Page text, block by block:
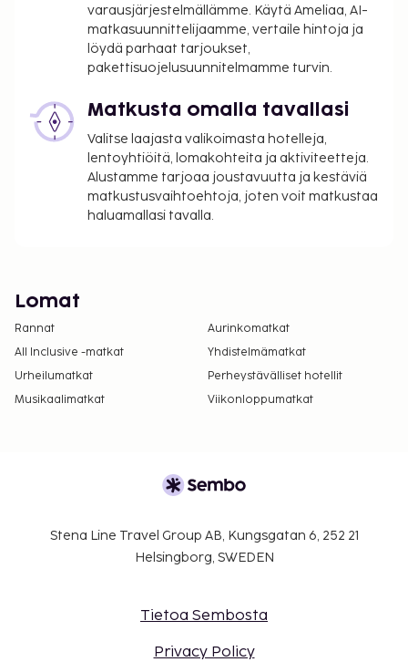
varausjärjestelmällämme. Käytä Ameliaa, AI-
matkasuunnittelijaamme, vertaile hintoja ja
löydä parhaat tarjoukset,
pakettisuojelusuunnitelmamme turvin.
Matkusta omalla tavallasi
Valitse laajasta valikoimasta hotelleja,
lentoyhtiöitä, lomakohteita ja aktiviteetteja.
Alustamme tarjoaa joustavuutta ja kestäviä
matkustusvaihtoehtoja, joten voit matkustaa
haluamallasi tavalla.
Lomat
Rannat
Aurinkomatkat
All Inclusive -matkat
Yhdistelmämatkat
Urheilumatkat
Perheystävälliset hotellit
Musikaalimatkat
Viikonloppumatkat
Stena Line Travel Group AB, Kungsgatan 6, 252 21
Helsingborg, SWEDEN
Tietoa Sembosta
Privacy Policy